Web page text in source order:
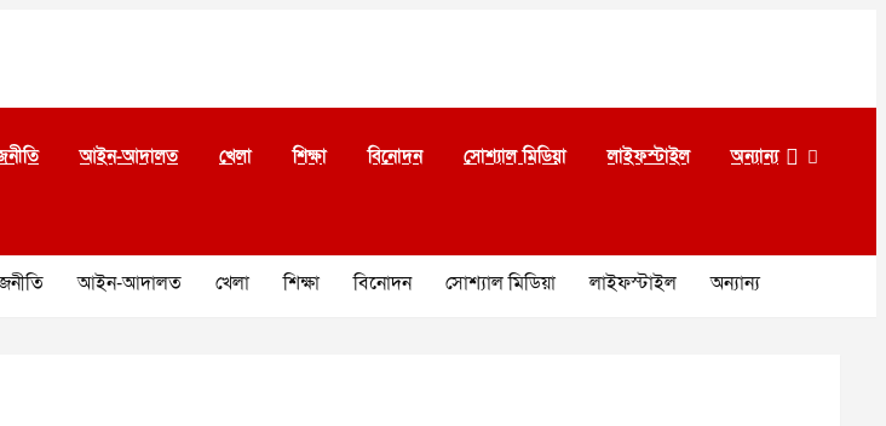
আইন-আদালত খেলা শিক্ষা বিনোদন সোশ্যাল মিডিয়া লাইফস্টাইল অন্যান্য
আইন-আদালত খেলা শিক্ষা বিনোদন সোশ্যাল মিডিয়া লাইফস্টাইল অন্যান্য